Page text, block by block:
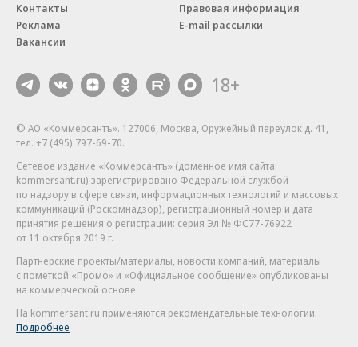
Контакты
Реклама
Вакансии
Правовая информация
E-mail рассылки
18+
© АО «Коммерсантъ». 127006, Москва, Оружейный переулок д. 41,
тел. +7 (495) 797-69-70.
Сетевое издание «Коммерсантъ» (доменное имя сайта:
kommersant.ru) зарегистрировано Федеральной службой
по надзору в сфере связи, информационных технологий и массовых
коммуникаций (Роскомнадзор), регистрационный номер и дата
принятия решения о регистрации: серия Эл № ФС77-76922
от 11 октября 2019 г.
Партнерские проекты/материалы, новости компаний, материалы
с пометкой «Промо» и «Официальное сообщение» опубликованы
на коммерческой основе.
На kommersant.ru применяются рекомендательные технологии.
Подробнее